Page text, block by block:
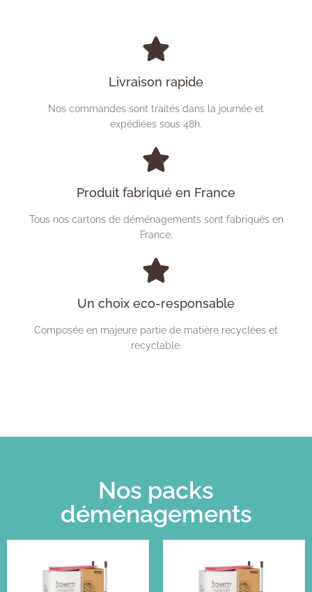
Livraison rapide
Nos commandes sont traités dans la journée et
expédiées sous 48h.
Produit fabriqué en France
Tous nos cartons de déménagements sont fabriqués en
France.
Un choix eco-responsable
Composée en majeure partie de matière recyclées et
recyclable.
Nos packs
déménagements